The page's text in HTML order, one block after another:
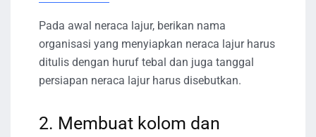
Pada awal neraca lajur, berikan nama
organisasi yang menyiapkan neraca lajur harus
ditulis dengan huruf tebal dan juga tanggal
persiapan neraca lajur harus disebutkan.
2. Membuat kolom dan